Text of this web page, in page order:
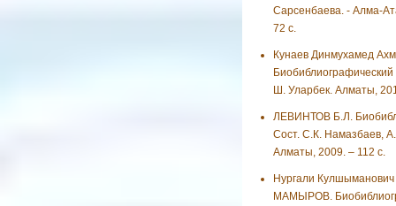
Сарсенбаева. - Алма-
72 с.
Кунаев Динмухамед
Биобиблиографический
Ш. Уларбек. Алматы,
ЛЕВИНТОВ Б.Л.
Сост. С.К. Намазбаев,
Алматы, 2009. – 112 с.
Нургали Кулшыманович
МАМЫРОВ.